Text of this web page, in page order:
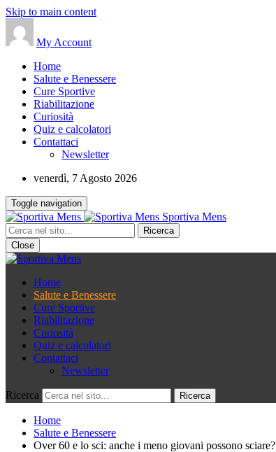
Skip to main content
My Account
Home
Salute e Benessere
Cure Sportive
Riabilitazione
Curiosità
Quiz e calcolatori
Contattaci
Newsletter
venerdì, 7 Agosto 2026
Toggle navigation
Sportiva Mens
Close
Home
Salute e Benessere
Cure Sportive
Riabilitazione
Curiosità
Quiz e calcolatori
Contattaci
Newsletter
Ricerca
Home
Salute e Benessere
Over 60 e lo sci: anche i meno giovani possono sciare?